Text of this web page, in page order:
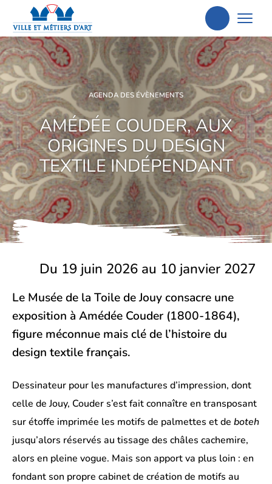
Aller
à
la
recherche
AGENDA DES ÉVÈNEMENTS
AMÉDÉE COUDER, AUX
ORIGINES DU DESIGN
TEXTILE INDÉPENDANT
Du 19 juin 2026 au 10 janvier 2027
Le Musée de la Toile de Jouy consacre une
exposition à Amédée Couder (1800-1864),
figure méconnue mais clé de l’histoire du
design textile français.
Dessinateur pour les manufactures d’impression, dont
celle de Jouy, Couder s’est fait connaître en transposant
sur étoffe imprimée les motifs de palmettes et de boteh
jusqu’alors réservés au tissage des châles cachemire,
alors en pleine vogue. Mais son apport va plus loin : en
fondant son propre cabinet de création de motifs au